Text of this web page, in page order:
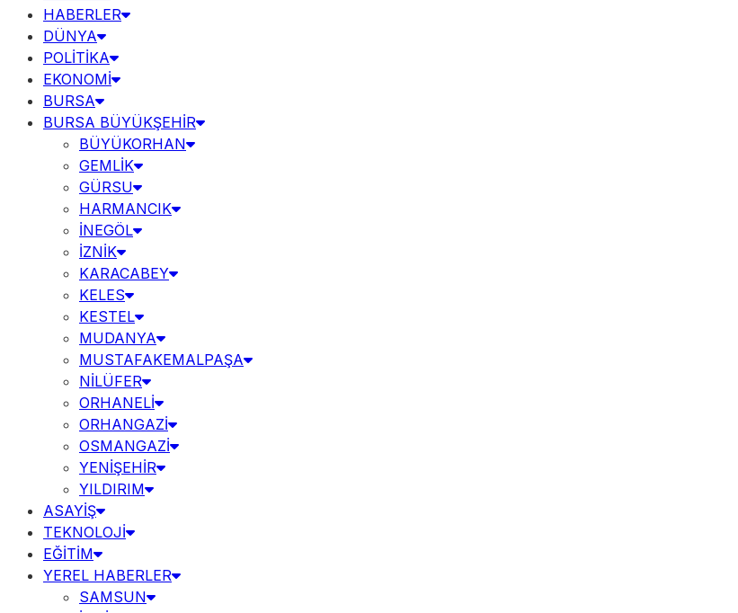
HABERLER
DÜNYA
POLİTİKA
EKONOMİ
BURSA
BURSA BÜYÜKŞEHİR
BÜYÜKORHAN
GEMLİK
GÜRSU
HARMANCIK
İNEGÖL
İZNİK
KARACABEY
KELES
KESTEL
MUDANYA
MUSTAFAKEMALPAŞA
NİLÜFER
ORHANELİ
ORHANGAZİ
OSMANGAZİ
YENİŞEHİR
YILDIRIM
ASAYİŞ
TEKNOLOJİ
EĞİTİM
YEREL HABERLER
SAMSUN